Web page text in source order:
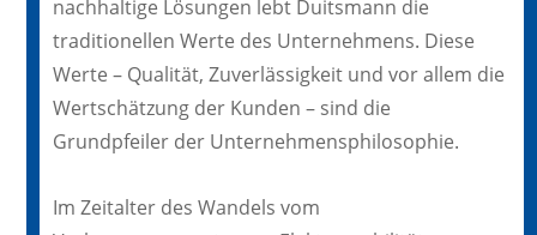
nachhaltige Lösungen lebt Duitsmann die
traditionellen Werte des Unternehmens. Diese
Werte – Qualität, Zuverlässigkeit und vor allem die
Wertschätzung der Kunden – sind die
Grundpfeiler der Unternehmensphilosophie.
Im Zeitalter des Wandels vom